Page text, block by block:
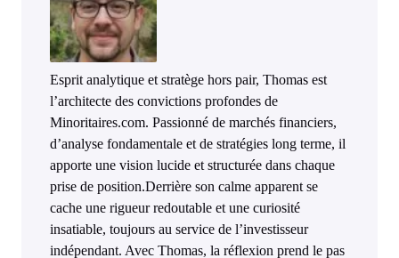
Esprit analytique et stratège hors pair, Thomas est
l’architecte des convictions profondes de
Minoritaires.com. Passionné de marchés financiers,
d’analyse fondamentale et de stratégies long terme, il
apporte une vision lucide et structurée dans chaque
prise de position.Derrière son calme apparent se
cache une rigueur redoutable et une curiosité
insatiable, toujours au service de l’investisseur
indépendant. Avec Thomas, la réflexion prend le pas